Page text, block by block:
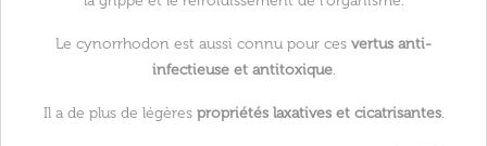
Le cynorrhodon est aussi connu pour ces vertus anti-
infectieuse et antitoxique.
Il a de plus de légères propriétés laxatives et cicatrisantes.